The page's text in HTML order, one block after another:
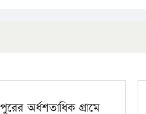
অর্ধশতাধিক গ্রামে